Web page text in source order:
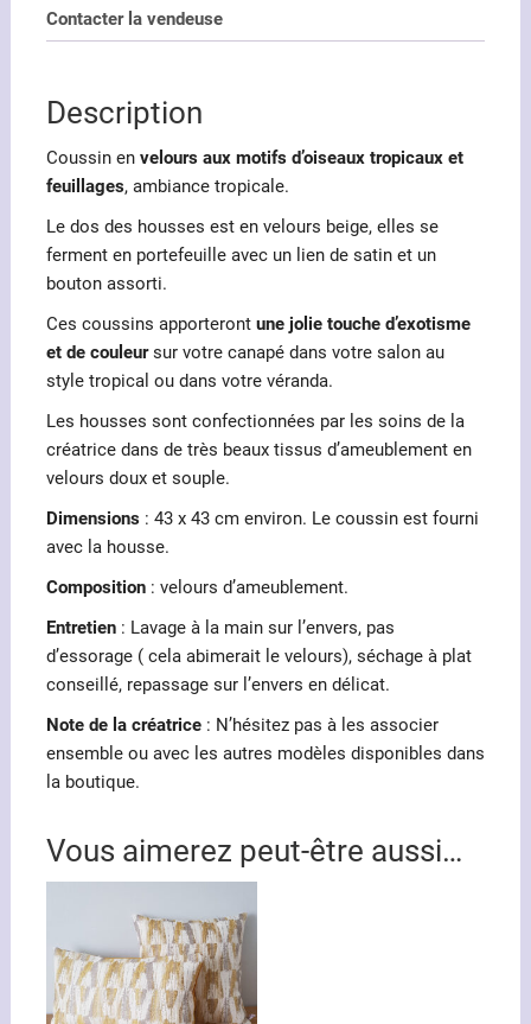
Contacter la vendeuse
Description
Coussin en velours aux motifs d’oiseaux tropicaux et
feuillages, ambiance tropicale.
Le dos des housses est en velours beige, elles se
ferment en portefeuille avec un lien de satin et un
bouton assorti.
Ces coussins apporteront une jolie touche d’exotisme
et de couleursur votre canapé dans votre salon au
style tropical ou dans votre véranda.
Les housses sont confectionnées par les soins de la
créatrice dans de très beaux tissus d’ameublement en
velours doux et souple.
Dimensions: 43 x 43 cm environ. Le coussin est fourni
avec la housse.
Composition: velours d’ameublement.
Entretien: Lavage à la main sur l’envers, pas
d’essorage ( cela abimerait le velours), séchage à plat
conseillé, repassage sur l’envers en délicat.
Note de la créatrice: N’hésitez pas à les associer
ensemble ou avec les autres modèles disponibles dans
la boutique.
Vous aimerez peut-être aussi…